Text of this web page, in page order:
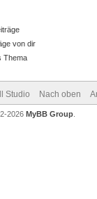
von dir
Thema
Studio Nach oben
2026 MyBB Group